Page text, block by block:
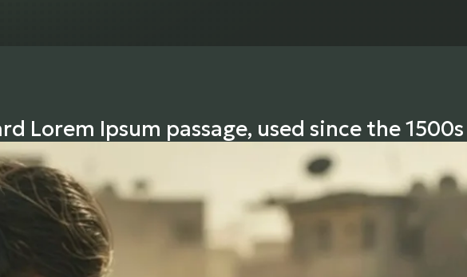
Lorem Ipsum passage, used since the 1500s